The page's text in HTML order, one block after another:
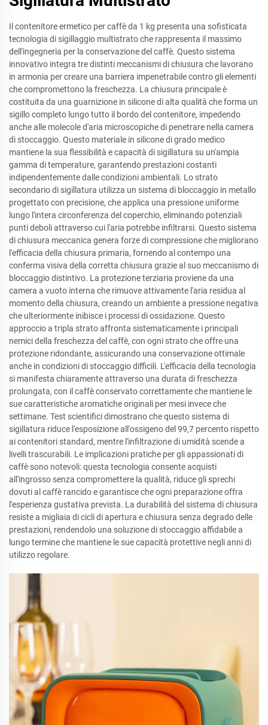
Il contenitore ermetico per caffè da 1 kg presenta una sofisticata
tecnologia di sigillaggio multistrato che rappresenta il massimo
dell'ingegneria per la conservazione del caffè. Questo sistema
innovativo integra tre distinti meccanismi di chiusura che lavorano
in armonia per creare una barriera impenetrabile contro gli elementi
che compromettono la freschezza. La chiusura principale è
costituita da una guarnizione in silicone di alta qualità che forma un
sigillo completo lungo tutto il bordo del contenitore, impedendo
anche alle molecole d'aria microscopiche di penetrare nella camera
di stoccaggio. Questo materiale in silicone di grado medico
mantiene la sua flessibilità e capacità di sigillatura su un'ampia
gamma di temperature, garantendo prestazioni costanti
indipendentemente dalle condizioni ambientali. Lo strato
secondario di sigillatura utilizza un sistema di bloccaggio in metallo
progettato con precisione, che applica una pressione uniforme
lungo l'intera circonferenza del coperchio, eliminando potenziali
punti deboli attraverso cui l'aria potrebbe infiltrarsi. Questo sistema
di chiusura meccanica genera forze di compressione che migliorano
l'efficacia della chiusura primaria, fornendo al contempo una
conferma visiva della corretta chiusura grazie al suo meccanismo di
bloccaggio distintivo. La protezione terziaria proviene da una
camera a vuoto interna che rimuove attivamente l'aria residua al
momento della chiusura, creando un ambiente a pressione negativa
che ulteriormente inibisce i processi di ossidazione. Questo
approccio a tripla strato affronta sistematicamente i principali
nemici della freschezza del caffè, con ogni strato che offre una
protezione ridondante, assicurando una conservazione ottimale
anche in condizioni di stoccaggio difficili. L'efficacia della tecnologia
si manifesta chiaramente attraverso una durata di freschezza
prolungata, con il caffè conservato correttamente che mantiene le
sue caratteristiche aromatiche originali per mesi invece che
settimane. Test scientifici dimostrano che questo sistema di
sigillatura riduce l'esposizione all'ossigeno del 99,7 percento rispetto
ai contenitori standard, mentre l'infiltrazione di umidità scende a
livelli trascurabili. Le implicazioni pratiche per gli appassionati di
caffè sono notevoli: questa tecnologia consente acquisti
all'ingrosso senza compromettere la qualità, riduce gli sprechi
dovuti al caffè rancido e garantisce che ogni preparazione offra
l'esperienza gustativa prevista. La durabilità del sistema di chiusura
resiste a migliaia di cicli di apertura e chiusura senza degrado delle
prestazioni, rendendolo una soluzione di stoccaggio affidabile a
lungo termine che mantiene le sue capacità protettive negli anni di
utilizzo regolare.